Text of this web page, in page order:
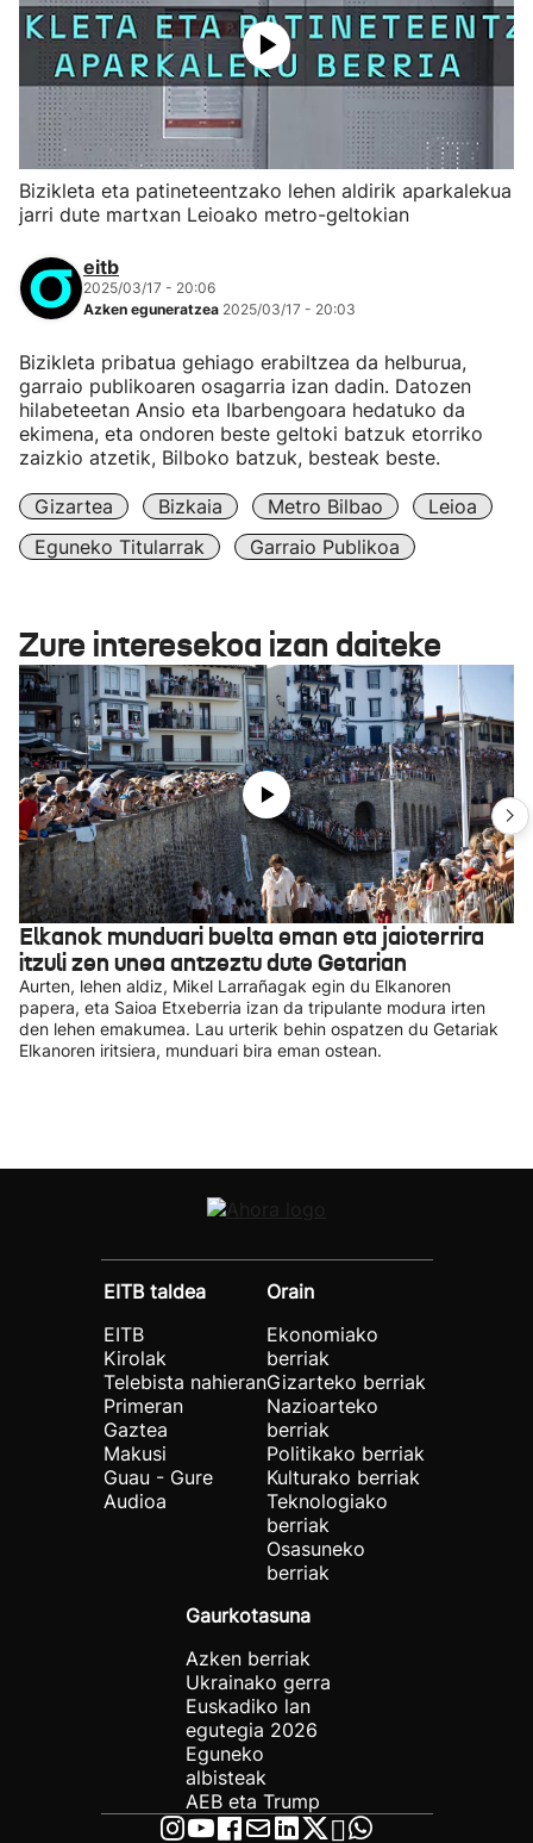
Bizikleta eta patineteentzako lehen aldirik aparkalekua
jarri dute martxan Leioako metro-geltokian
eitb
2025/03/17 - 20:06
Azken eguneratzea 2025/03/17 - 20:03
Bizikleta pribatua gehiago erabiltzea da helburua,
garraio publikoaren osagarria izan dadin. Datozen
hilabeteetan Ansio eta Ibarbengoara hedatuko da
ekimena, eta ondoren beste geltoki batzuk etorriko
zaizkio atzetik, Bilboko batzuk, besteak beste.
Gizartea Bizkaia Metro Bilbao
Leioa
Eguneko Titularrak
Garraio Publikoa
Zure interesekoa izan daiteke
Elkanok munduari buelta eman eta jaioterrira
itzuli zen unea antzeztu dute Getarian
Aurten, lehen aldiz, Mikel Larrañagak egin du Elkanoren
papera, eta Saioa Etxeberria izan da tripulante modura irten
den lehen emakumea. Lau urterik behin ospatzen du Getariak
Elkanoren iritsiera, munduari bira eman ostean.
EITB taldea
EITB
Kirolak
Telebista nahieran
Primeran
Gaztea
Makusi
Guau - Gure
Audioa
Orain
Ekonomiako
berriak
Gizarteko berriak
Nazioarteko
berriak
Politikako berriak
Kulturako berriak
Teknologiako
berriak
Osasuneko
berriak
Gaurkotasuna
Azken berriak
Ukrainako gerra
Euskadiko lan
egutegia 2026
Eguneko
albisteak
AEB eta Trump